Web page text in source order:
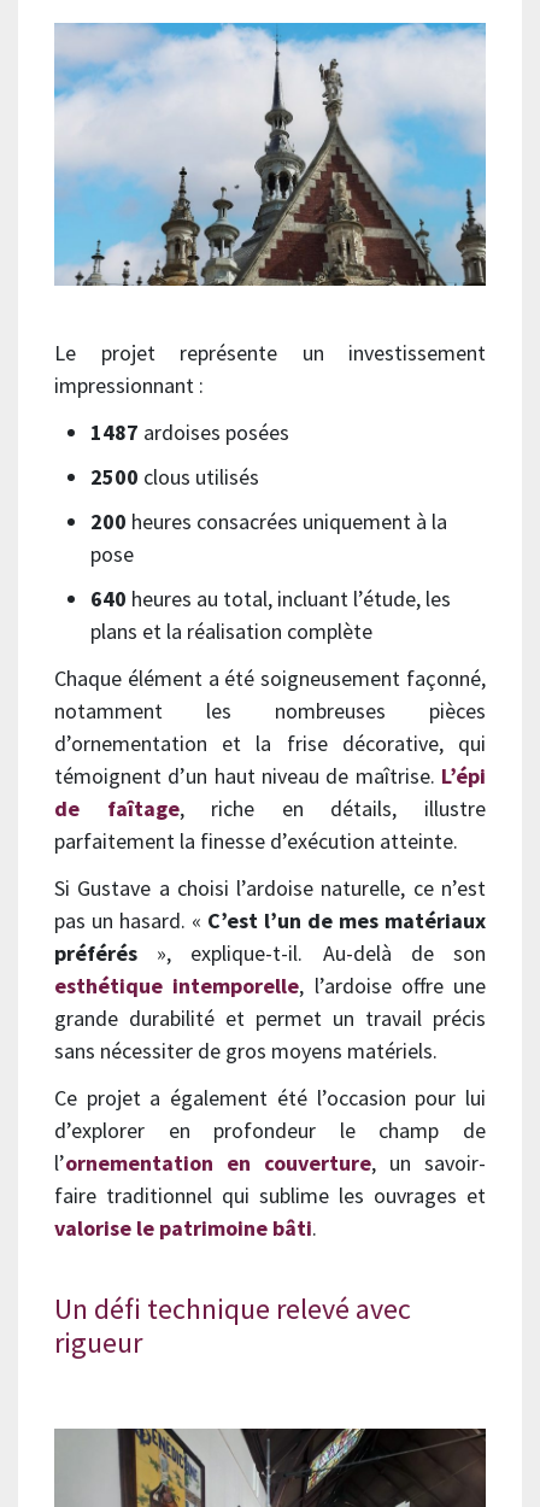
Le projet représente un investissement
impressionnant :
1487 ardoises posées
2500 clous utilisés
200 heures consacrées uniquement à la
pose
640 heures au total, incluant l’étude, les
plans et la réalisation complète
Chaque élément a été soigneusement façonné,
notamment les nombreuses pièces
d’ornementation et la frise décorative, qui
témoignent d’un haut niveau de maîtrise. L’épi
de faîtage, riche en détails, illustre
parfaitement la finesse d’exécution atteinte.
Si Gustave a choisi l’ardoise naturelle, ce n’est
pas un hasard. « C’est l’un de mes matériaux
préférés », explique-t-il. Au-delà de son
esthétique intemporelle, l’ardoise offre une
grande durabilité et permet un travail précis
sans nécessiter de gros moyens matériels.
Ce projet a également été l’occasion pour lui
d’explorer en profondeur le champ de
l’ornementation en couverture, un savoir-
faire traditionnel qui sublime les ouvrages et
valorise le patrimoine bâti.
Un défi technique relevé avec
rigueur